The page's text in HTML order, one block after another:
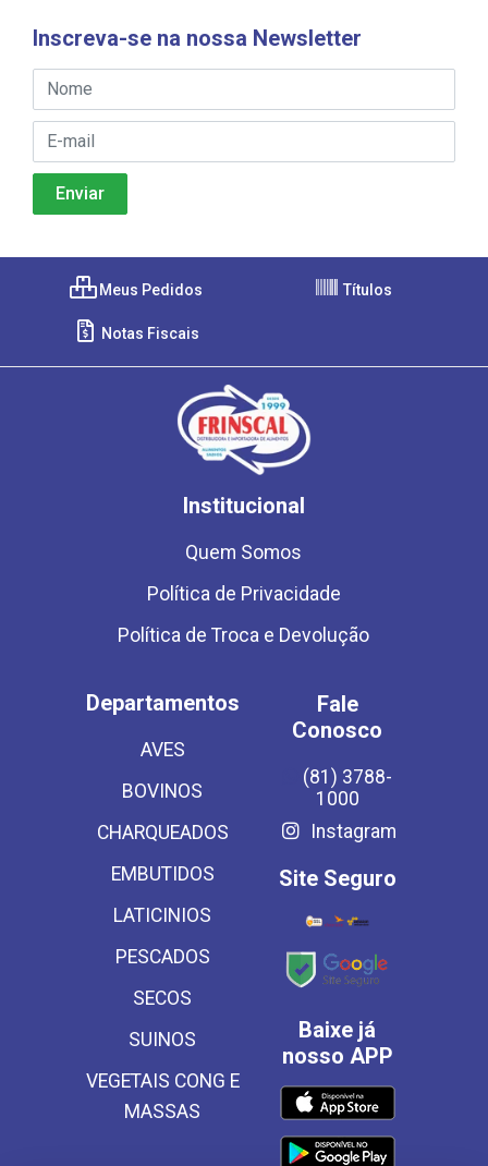
Inscreva-se na nossa Newsletter
Meus Pedidos Títulos
Notas Fiscais
Institucional
Quem Somos
Política de Privacidade
Política de Troca e Devolução
Departamentos
AVES
BOVINOS
CHARQUEADOS
EMBUTIDOS
LATICINIOS
PESCADOS
SECOS
SUINOS
VEGETAIS CONG E
MASSAS
Fale
Conosco
(81) 3788-
1000
Instagram
Site Seguro
Baixe já
nosso APP